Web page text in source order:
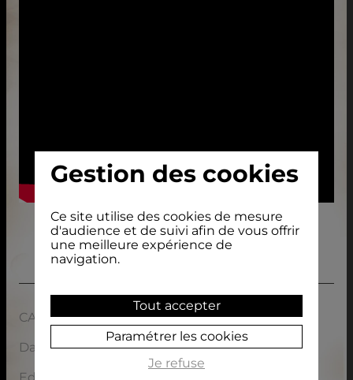
CARACTÉRISTIQUES
Date de sortie : 01/01/2014
Gestion des cookies
Ce site utilise des cookies de mesure
d'audience et de suivi afin de vous offrir
une meilleure expérience de
navigation.
Tout accepter
Paramétrer les cookies
Je refuse